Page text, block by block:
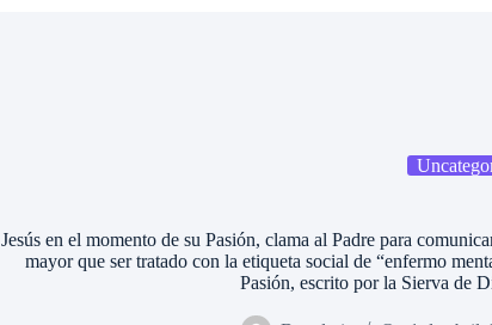
Jesús en el momento de su Pasión, clama al Padre para
mayor que ser tratado con la etiqueta social de “enfermo
Pasión, escrito por la Sierva de